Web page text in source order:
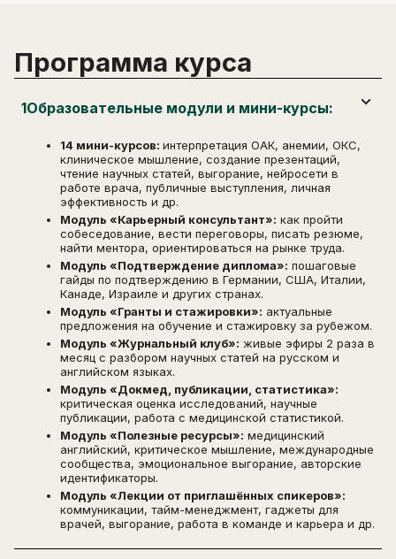
Программа курса
1Образовательные модули и мини-курсы:
14 мини-курсов: интерпретация ОАК, анемии, ОКС,
клиническое мышление, создание презентаций,
чтение научных статей, выгорание, нейросети в
работе врача, публичные выступления, личная
эффективность и др.
Модуль «Карьерный консультант»: как пройти
собеседование, вести переговоры, писать резюме,
найти ментора, ориентироваться на рынке труда.
Модуль «Подтверждение диплома»: пошаговые
гайды по подтверждению в Германии, США, Италии,
Канаде, Израиле и других странах.
Модуль «Гранты и стажировки»: актуальные
предложения на обучение и стажировку за рубежом.
Модуль «Журнальный клуб»: живые эфиры 2 раза в
месяц с разбором научных статей на русском и
английском языках.
Модуль «Докмед, публикации, статистика»:
критическая оценка исследований, научные
публикации, работа с медицинской статистикой.
Модуль «Полезные ресурсы»: медицинский
английский, критическое мышление, международные
сообщества, эмоциональное выгорание, авторские
идентификаторы.
Модуль «Лекции от приглашённых спикеров»:
коммуникации, тайм-менеджмент, гаджеты для
врачей, выгорание, работа в команде и карьера и др.